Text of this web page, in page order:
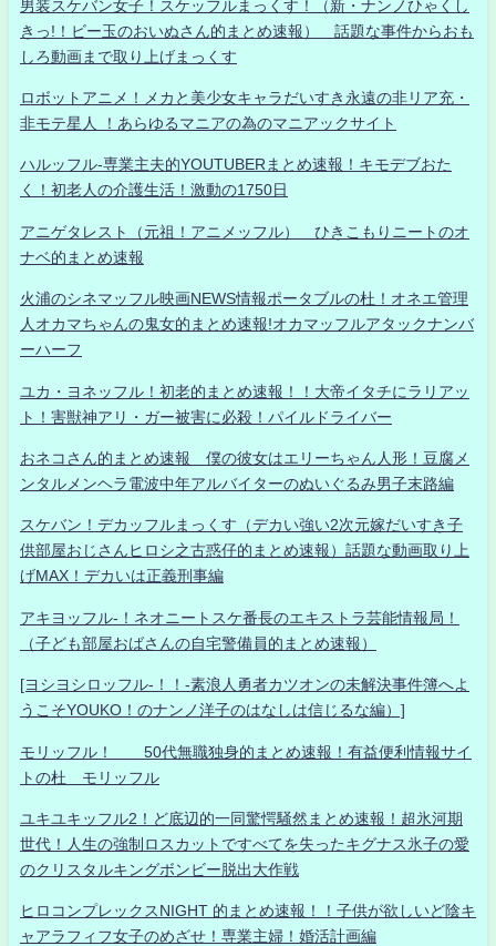
男装スケバン女子！スケッフルまっくす！（新・ナンノひゃくし
きっ!！ビー玉のおいぬさん的まとめ速報） 話題な事件からおも
しろ動画まで取り上げまっくす
ロボットアニメ！メカと美少女キャラだいすき永遠の非リア充・
非モテ星人 ！あらゆるマニアの為のマニアックサイト
ハルッフル-専業主夫的YOUTUBERまとめ速報！キモデブおた
く！初老人の介護生活！激動の1750日
アニゲタレスト（元祖！アニメッフル） ひきこもりニートのオ
ナベ的まとめ速報
火浦のシネマッフル映画NEWS情報ポータブルの杜！オネエ管理
人オカマちゃんの鬼女的まとめ速報!オカマッフルアタックナンバ
ーハーフ
ユカ・ヨネッフル！初老的まとめ速報！！大帝イタチにラリアッ
ト！害獣神アリ・ガー被害に必殺！パイルドライバー
おネコさん的まとめ速報 僕の彼女はエリーちゃん人形！豆腐メ
ンタルメンヘラ電波中年アルバイターのぬいぐるみ男子末路編
スケバン！デカッフルまっくす（デカい強い2次元嫁だいすき子
供部屋おじさんヒロシ之古惑仔的まとめ速報）話題な動画取り上
げMAX！デカいは正義刑事編
アキヨッフル-！ネオニートスケ番長のエキストラ芸能情報局！
（子ども部屋おばさんの自宅警備員的まとめ速報）
[ヨシヨシロッフル-！！-素浪人勇者カツオンの未解決事件簿へよ
うこそYOUKO！のナンノ洋子のはなしは信じるな編）]
モリッフル！ 50代無職独身的まとめ速報！有益便利情報サイ
トの杜 モリッフル
ユキユキッフル2！ど底辺的一同驚愕騒然まとめ速報！超氷河期
世代！人生の強制ロスカットですべてを失ったキグナス氷子の愛
のクリスタルキングボンビー脱出大作戦
ヒロコンプレックスNIGHT 的まとめ速報！！子供が欲しいど陰キ
ャアラフィフ女子のめざせ！専業主婦！婚活計画編